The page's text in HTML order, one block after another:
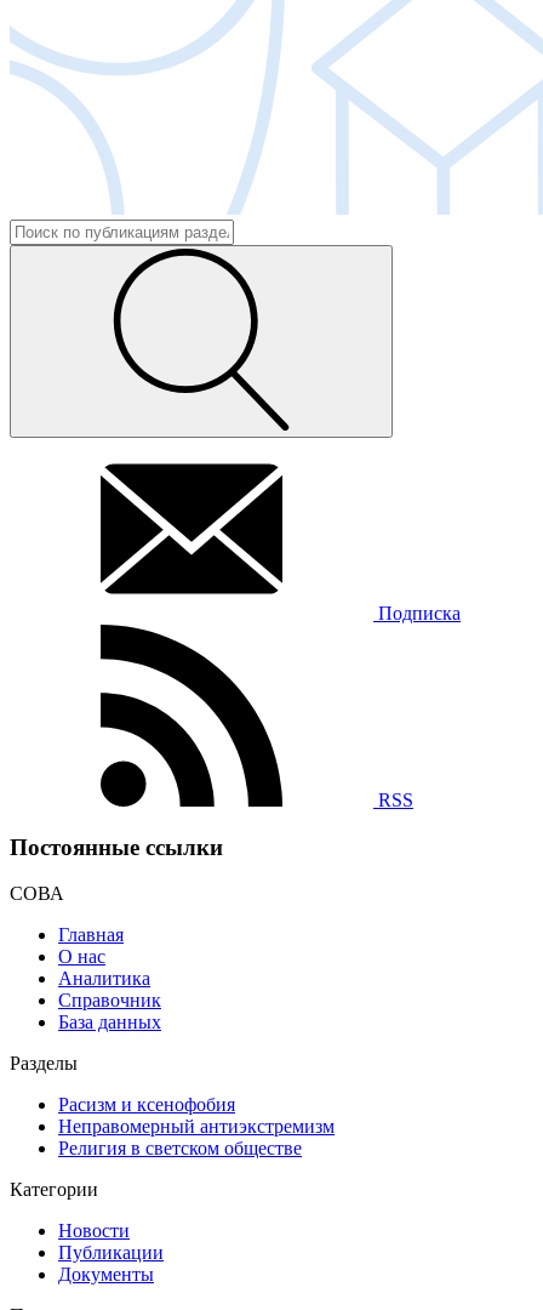
Подписка
RSS
Постоянные ссылки
СОВА
Главная
О нас
Аналитика
Справочник
База данных
Разделы
Расизм и ксенофобия
Неправомерный антиэкстремизм
Религия в светском обществе
Категории
Новости
Публикации
Документы